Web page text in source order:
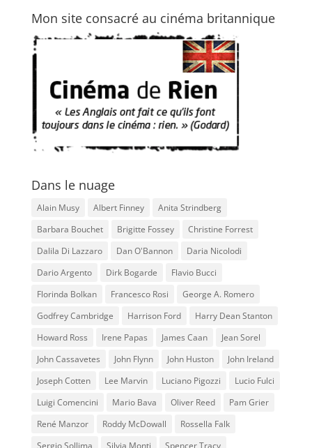
Mon site consacré au cinéma britannique
Dans le nuage
Alain Musy Albert Finney
Anita Strindberg
Barbara Bouchet
Brigitte Fossey
Christine Forrest
Dalila Di Lazzaro
Dan O'Bannon
Daria Nicolodi
Dario Argento
Dirk Bogarde
Flavio Bucci
Florinda Bolkan
Francesco Rosi
George A. Romero
Godfrey Cambridge
Harrison Ford
Harry Dean Stanton
Howard Ross
Irene Papas James Caan
Jean Sorel
John Cassavetes
John Flynn John Huston
John Ireland
Joseph Cotten
Lee Marvin Luciano Pigozzi
Lucio Fulci
Luigi Comencini
Mario Bava Oliver Reed
Pam Grier
René Manzor
Roddy McDowall
Rossella Falk
Sergio Sollima
Silvia Monti Spencer Tracy